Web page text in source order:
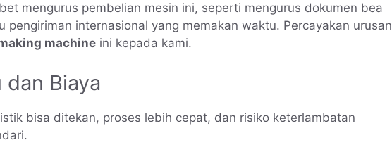
mengurus pembelian mesin ini, seperti mengurus dokumen bea
pengiriman internasional yang memakan waktu. Percayakan urusan
machineini kepada kami.
Biaya
bisa ditekan, proses lebih cepat, dan risiko keterlambatan